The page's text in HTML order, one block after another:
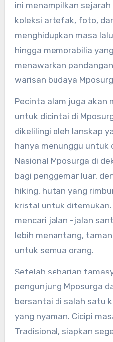
ini menampilkan
koleksi artefak, foto,
menghidupkan masa
hingga memorabilia
menawarkan
warisan budaya
Pecinta alam juga akan
untuk dicintai di
dikelilingi oleh lanskap
hanya menunggu untuk
Nasional Mposurga di
bagi penggemar luar,
hiking, hutan yang
kristal untuk ditemukan.
mencari jalan -jalan
lebih menantang,
untuk semua orang.
Setelah seharian
pengunjung Mposurga
bersantai di salah satu
yang nyaman. Cicipi
Tradisional, siapkan